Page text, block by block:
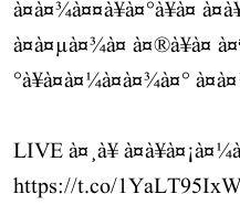
à¤à¤¾à¤¤à¥à¤°à¥à¤ à¤à¥
à¤à¤µà¤¾à¤ à¤®à¥à¤
°à¥à¤à¤¼à¤à¤¾à¤°
LIVE à¤¸à¥
https://t.co/